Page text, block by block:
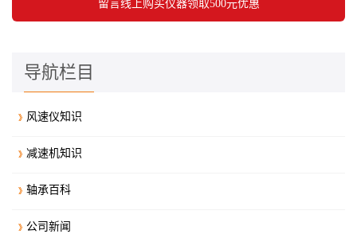
导航栏目
风速仪知识
减速机知识
轴承百科
公司新闻